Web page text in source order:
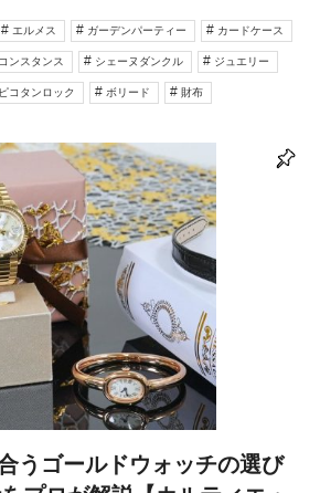
エルメス ガーデンパーティー カードケース
コンスタンス シェーヌダンクル ジュエリー
ピコタンロック ボリード 財布
うゴールドウォッチの選び